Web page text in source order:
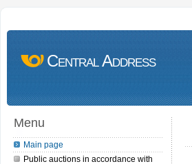
Central Address
Menu
Main page
Public auctions in accordance with